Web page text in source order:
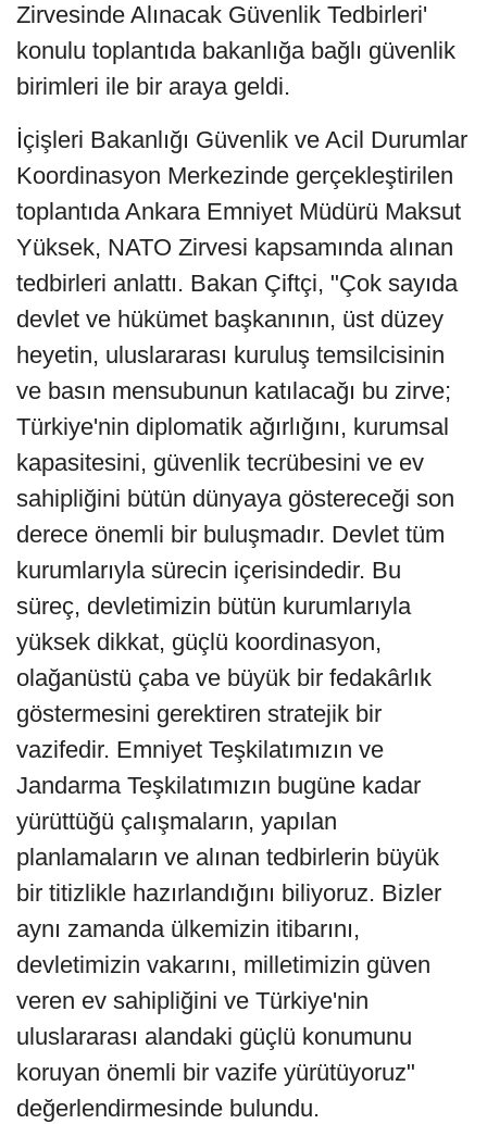
Zirvesinde Alınacak Güvenlik Tedbirleri'
konulu toplantıda bakanlığa bağlı güvenlik
birimleri ile bir araya geldi.
İçişleri Bakanlığı Güvenlik ve Acil Durumlar
Koordinasyon Merkezinde gerçekleştirilen
toplantıda Ankara Emniyet Müdürü Maksut
Yüksek, NATO Zirvesi kapsamında alınan
tedbirleri anlattı. Bakan Çiftçi, "Çok sayıda
devlet ve hükümet başkanının, üst düzey
heyetin, uluslararası kuruluş temsilcisinin
ve basın mensubunun katılacağı bu zirve;
Türkiye'nin diplomatik ağırlığını, kurumsal
kapasitesini, güvenlik tecrübesini ve ev
sahipliğini bütün dünyaya göstereceği son
derece önemli bir buluşmadır. Devlet tüm
kurumlarıyla sürecin içerisindedir. Bu
süreç, devletimizin bütün kurumlarıyla
yüksek dikkat, güçlü koordinasyon,
olağanüstü çaba ve büyük bir fedakârlık
göstermesini gerektiren stratejik bir
vazifedir. Emniyet Teşkilatımızın ve
Jandarma Teşkilatımızın bugüne kadar
yürüttüğü çalışmaların, yapılan
planlamaların ve alınan tedbirlerin büyük
bir titizlikle hazırlandığını biliyoruz. Bizler
aynı zamanda ülkemizin itibarını,
devletimizin vakarını, milletimizin güven
veren ev sahipliğini ve Türkiye'nin
uluslararası alandaki güçlü konumunu
koruyan önemli bir vazife yürütüyoruz"
değerlendirmesinde bulundu.